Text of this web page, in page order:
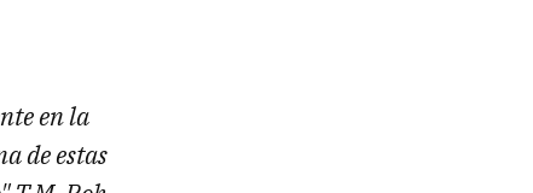
en la
de estas